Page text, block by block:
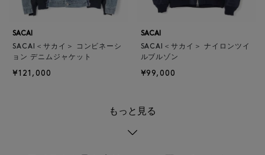
SACAI
SACAI＜サカイ＞ コンビネーシ
ョン デニムジャケット
¥121,000
SACAI
SACAI＜サカイ＞ ナイロンツイ
ルブルゾン
¥99,000
もっと見る